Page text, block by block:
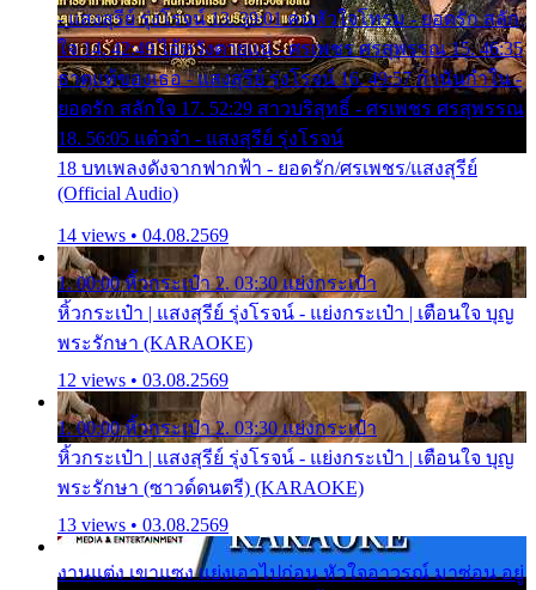
- แสงสุรีย์ รุ่งโรจน์ 13. 39:01 คนหัวใจโทรม - ยอดรัก สลัก
ใจ 14. 42:49 ไอ้หวังตายแน่ - ศรเพชร ศรสุพรรณ 15. 46:35
ธาตุแท้ของเธอ - แสงสุรีย์ รุ่งโรจน์ 16. 49:57 กำนันกำใน -
ยอดรัก สลักใจ 17. 52:29 สาวบริสุทธิ์ - ศรเพชร ศรสุพรรณ
18. 56:05 แต๋วจ๋า - แสงสุรีย์ รุ่งโรจน์
18 บทเพลงดังจากฟากฟ้า - ยอดรัก/ศรเพชร/แสงสุรีย์
(Official Audio)
14 views • 04.08.2569
1. 00:00 หิ้วกระเป๋า 2. 03:30 แย่งกระเป๋า
หิ้วกระเป๋า | แสงสุรีย์ รุ่งโรจน์ - แย่งกระเป๋า | เตือนใจ บุญ
พระรักษา (KARAOKE)
12 views • 03.08.2569
1. 00:00 หิ้วกระเป๋า 2. 03:30 แย่งกระเป๋า
หิ้วกระเป๋า | แสงสุรีย์ รุ่งโรจน์ - แย่งกระเป๋า | เตือนใจ บุญ
พระรักษา (ซาวด์ดนตรี) (KARAOKE)
13 views • 03.08.2569
งานแต่ง เขาแซง แย่งเอาไปก่อน หัวใจอาวรณ์ มาซ่อน อยู่